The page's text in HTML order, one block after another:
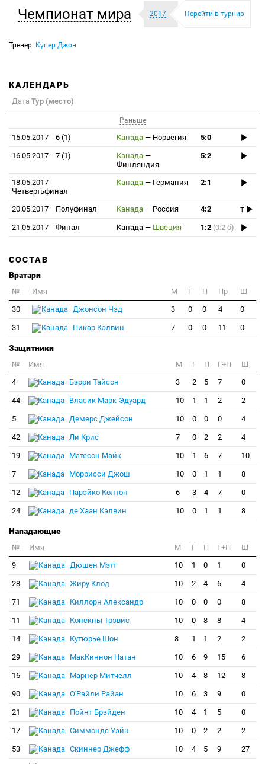
Чемпионат мира 2017 Перейти в турнир
Тренер: Купер Джон
КАЛЕНДАРЬ
Дата Тур (место)
Раньше
15.05.2017 6 (1) Канада — Норвегия 5:0
16.05.2017 7 (1) Канада —
Финляндия
5:2
18.05.2017
Четвертьфинал
Канада — Германия 2:1
20.05.2017 Полуфинал Канада — Россия 4:2 T
21.05.2017 Финал Канада — Швеция 1:2 (0:2 б)
СОСТАВ
Вратари
№ Имя M Г П Пр
Ш
30
Джонсон Чэд 3 0 0 4 0
31 Пикар Кэлвин 7 0 0 11 0
Защитники
№ Имя M Г П Г+П
Ш
4
Бэрри Тайсон 3 2 5 7 0
44 Власик Марк-Эдуард 10 1 1 2 2
5 Демерс Джейсон 10 0 0 0 4
42 Ли Крис 7 0 2 2 4
19 Матесон Майк 10 1 6 7 10
7 Моррисcи Джош 10 0 1 1 8
12 Парэйко Колтон 6 3 4 7 0
24 де Хаан Кэлвин 10 0 1 1 8
Нападающие
№ Имя M Г П Г+П
Ш
9
Дюшен Мэтт 10 1 0 1 0
28 Жиру Клод 10 2 4 6 4
71 Киллорн Александр 10 0 0 0 8
11 Конекны Трэвис 10 0 8 8 4
14 Кутюрье Шон 8 1 1 2 2
29 МакКиннон Натан 10 6 9 15 6
16 Марнер Митчелл 10 4 8 12 8
90 О'Райли Райан 10 6 3 9 0
21 Пойнт Брэйден 10 4 1 5 0
17 Симмондс Уэйн 10 0 2 2 2
53 Скиннер Джефф 10 4 5 9 27